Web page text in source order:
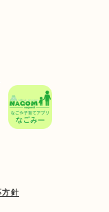
方針